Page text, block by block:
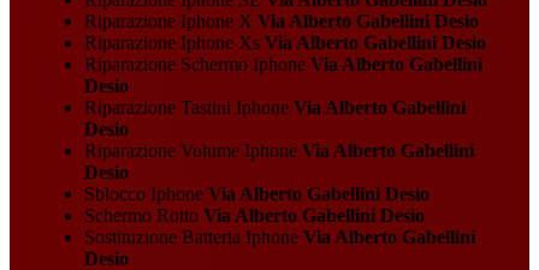
Riparazione Iphone X Via Alberto Gabellini Desio
Riparazione Iphone XsVia Alberto Gabellini Desio
Riparazione Schermo IphoneVia Alberto Gabellini
Desio
Riparazione Tastini IphoneVia Alberto Gabellini
Desio
Riparazione Volume IphoneVia Alberto Gabellini
Desio
Sblocco IphoneVia Alberto Gabellini Desio
Schermo RottoVia Alberto Gabellini Desio
Sostituzione Batteria IphoneVia Alberto Gabellini
Desio